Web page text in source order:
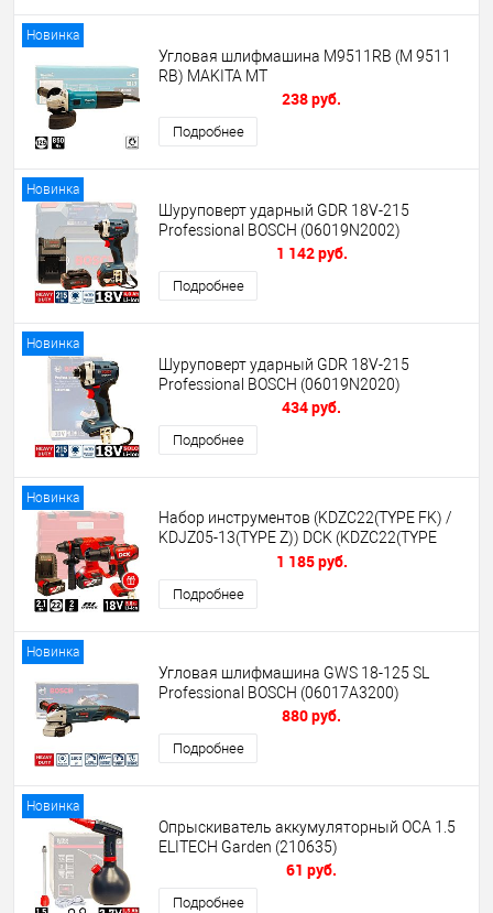
Новинка
Угловая шлифмашина M9511RB (M 9511
RB) MAKITA MT
238 руб.
Подробнее
Новинка
Шуруповерт ударный GDR 18V-215
Professional BOSCH (06019N2002)
1 142 руб.
Подробнее
Новинка
Шуруповерт ударный GDR 18V-215
Professional BOSCH (06019N2020)
434 руб.
Подробнее
Новинка
Набор инструментов (KDZC22(TYPE FK) /
KDJZ05-13(TYPE Z)) DCK (KDZC22(TYPE
1 185 руб.
Подробнее
Новинка
Угловая шлифмашина GWS 18-125 SL
Professional BOSCH (06017A3200)
880 руб.
Подробнее
Новинка
Опрыскиватель аккумуляторный ОСА 1.5
ELITECH Garden (210635)
61 руб.
Подробнее